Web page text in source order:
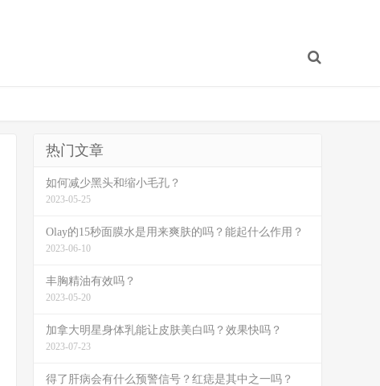
热门文章
如何减少黑头和缩小毛孔？
2023-05-25
Olay的15秒面膜水是用来爽肤的吗？能起什么作用？
2023-06-10
丰胸精油有效吗？
2023-05-20
加拿大明星身体乳能让皮肤美白吗？效果快吗？
2023-07-23
得了肝病会有什么预警信号？红痣是其中之一吗？